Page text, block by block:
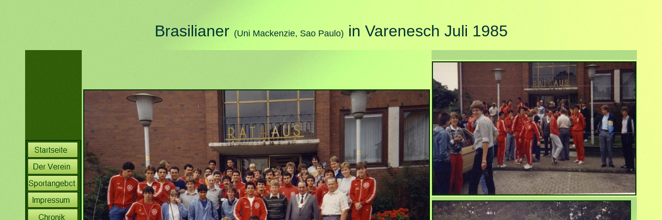
Brasilianer (Uni Mackenzie, Sao Paulo) in Varenesch Juli 1985